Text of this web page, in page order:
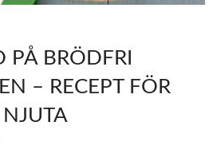
PÅ BRÖDFRI
– RECEPT FÖR